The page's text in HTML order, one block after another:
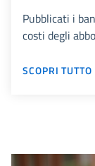
Pubblicati i
costi degli
SCOPRI TUTTO